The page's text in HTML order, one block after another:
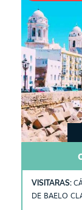
VISITARAS:
DE BAELO